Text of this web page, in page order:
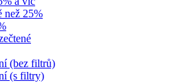
než 25%
(bez filtrů)
(s filtry)